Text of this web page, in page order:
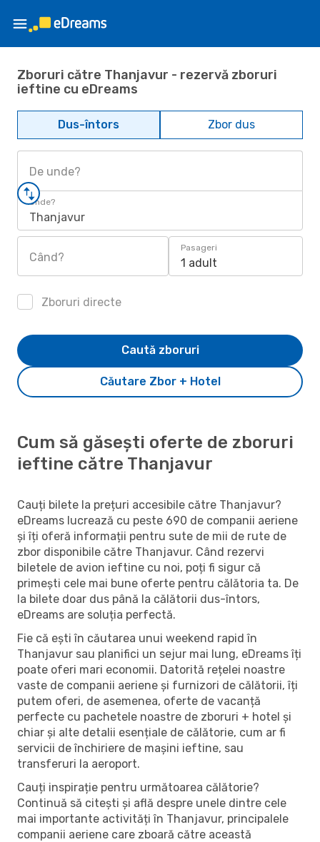
Zboruri către Thanjavur - rezervă zboruri
ieftine cu eDreams
Dus-întors Zbor dus
De unde?
Unde?
Thanjavur
Când?
Pasageri
1 adult
Zboruri directe
Căutare Zbor + Hotel
Caută zboruri
Cum să găsești oferte de zboruri
ieftine către Thanjavur
Cauți bilete la prețuri accesibile către Thanjavur?
eDreams lucrează cu peste 690 de companii aeriene
și îți oferă informații pentru sute de mii de rute de
zbor disponibile către Thanjavur. Când rezervi
biletele de avion ieftine cu noi, poți fi sigur că
primești cele mai bune oferte pentru călătoria ta. De
la bilete doar dus până la călătorii dus-întors,
eDreams are soluția perfectă.
Fie că ești în căutarea unui weekend rapid în
Thanjavur sau planifici un sejur mai lung, eDreams îți
poate oferi mari economii. Datorită rețelei noastre
vaste de companii aeriene și furnizori de călătorii, îți
putem oferi, de asemenea, oferte de vacanță
perfecte cu pachetele noastre de zboruri + hotel și
chiar și alte detalii esențiale de călătorie, cum ar fi
servicii de închiriere de mașini ieftine, sau
transferuri la aeroport.
Cauți inspirație pentru următoarea călătorie?
Continuă să citești și află despre unele dintre cele
mai importante activități în Thanjavur, principalele
companii aeriene care zboară către această